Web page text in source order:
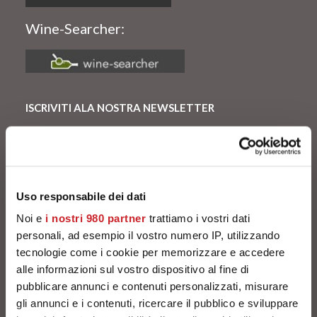
Uso responsabile dei dati
Noi e i nostri 980 partner trattiamo i vostri dati
personali, ad esempio il vostro numero IP, utilizzando
tecnologie come i cookie per memorizzare e accedere
alle informazioni sul vostro dispositivo al fine di
pubblicare annunci e contenuti personalizzati, misurare
gli annunci e i contenuti, ricercare il pubblico e sviluppare
Wine-Searcher:
ISCRIVITI ALA NOSTRA NEWSLETTER
Iscriviti alla nostra newsletter e ricevi subito per e-mail
uno sconto di 5 e 10 euro da applicare nel carrello!
*Dall’offerta sono esclusi i prodotti rari e da collezione
SPEDIZIONE SICURA
Chiamaci o scrivici per ricevere maggiori informazioni